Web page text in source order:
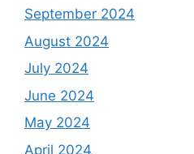
September 2024
August 2024
July 2024
June 2024
May 2024
April 2024